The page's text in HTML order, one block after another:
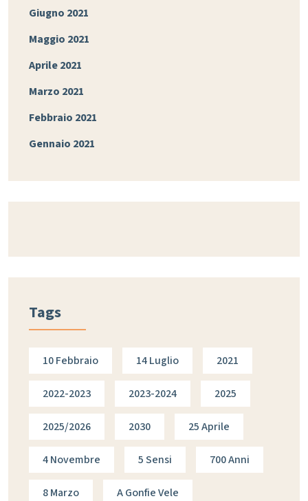
Giugno 2021
Maggio 2021
Aprile 2021
Marzo 2021
Febbraio 2021
Gennaio 2021
Tags
10 Febbraio 14 Luglio 2021
2022-2023 2023-2024 2025
2025/2026 2030 25 Aprile
4 Novembre 5 Sensi 700 Anni
8 Marzo A Gonfie Vele